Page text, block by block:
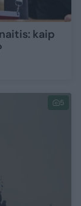
kaip
5